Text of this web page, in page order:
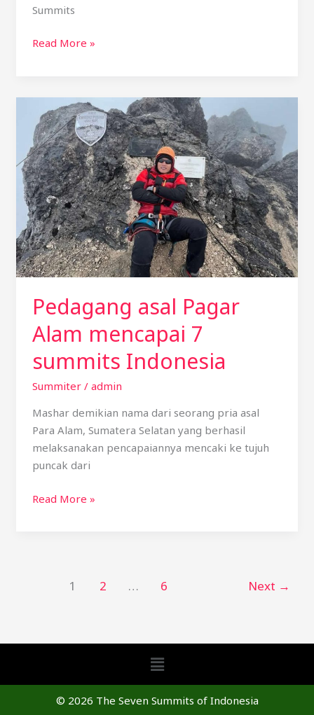
Summits
Read More »
Pedagang asal Pagar
Alam mencapai 7
summits Indonesia
Summiter/ admin
Mashar demikian nama dari seorang pria asal
Para Alam, Sumatera Selatan yang berhasil
melaksanakan pencapaiannya mencaki ke tujuh
puncak dari
Pedagang
asal
Pagar
Alam
mencapai
7
summits
Indonesia
Read More »
1 2 … 6 Next →
Menu
© 2026 The Seven Summits of Indonesia